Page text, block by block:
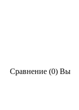
Сравнение (0) Вы